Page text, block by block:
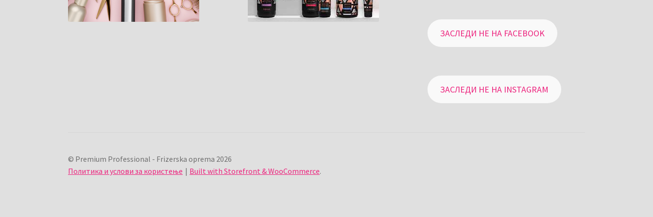
ЗАСЛЕДИ НЕ НА FACEBOOK
ЗАСЛЕДИ НЕ НА INSTAGRAM
© Premium Professional - Frizerska oprema 2026
Политика и услови за користење
Built with Storefront & WooCommerce.